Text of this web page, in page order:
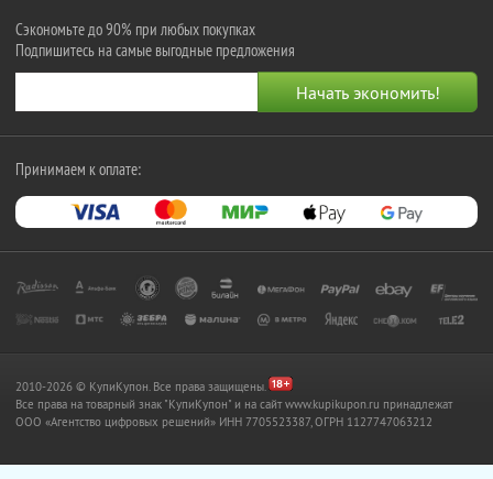
Сэкономьте до 90% при любых покупках
Подпишитесь на самые выгодные предложения
Принимаем к оплате:
2010-2026 © КупиКупон. Все права защищены.
Все права на товарный знак "КупиКупон" и на сайт www.kupikupon.ru принадлежат
OOO «Агентство цифровых решений» ИНН 7705523387, ОГРН 1127747063212